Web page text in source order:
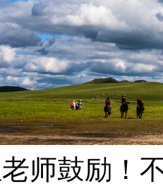
师鼓励！